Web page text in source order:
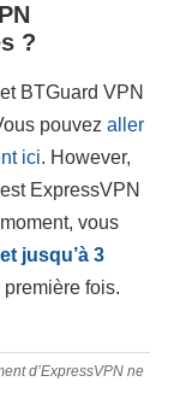
?
BTGuard VPN
pouvez aller
ici. However,
ExpressVPN
vous
jusqu’à 3
fois.
d’ExpressVPN ne